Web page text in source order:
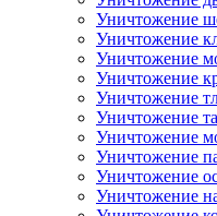
Уничтожение
Уничтожение
Уничтожение
Уничтожение
Уничтожение
Уничтожение
Уничтожение
Уничтожение
Уничтожение
Уничтожение